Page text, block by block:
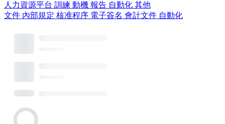
人力資源平台 訓練 動機 報告 自動化 其他
文件 內部規定 核准程序 電子簽名 會計文件 自動化